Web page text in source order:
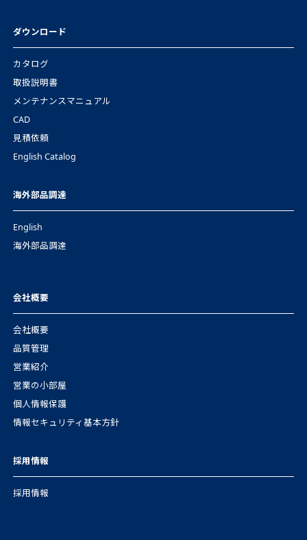
ダウンロード
カタログ
取扱説明書
メンテナンスマニュアル
CAD
見積依頼
English Catalog
海外部品調達
English
海外部品調達
会社概要
会社概要
品質管理
営業紹介
営業の小部屋
個人情報保護
情報セキュリティ基本方針
採用情報
採用情報